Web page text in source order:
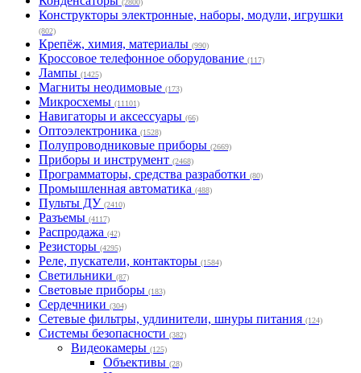
(2800)
Конструкторы электронные, наборы, модули, игрушки
(802)
Крепёж, химия, материалы (990)
Кроссовое телефонное оборудование (117)
Лампы (1425)
Магниты неодимовые (173)
Микросхемы (11101)
Навигаторы и аксессуары (66)
Оптоэлектроника (1528)
Полупроводниковые приборы (2669)
Приборы и инструмент (2468)
Программаторы, средства разработки (80)
Промышленная автоматика (488)
Пульты ДУ (2410)
Разъемы (4117)
Распродажа (42)
Резисторы (4295)
Реле, пускатели, контакторы (1584)
Светильники (87)
Световые приборы (183)
Сердечники (304)
Сетевые фильтры, удлинители, шнуры питания (124)
Системы безопасности (382)
Видеокамеры (125)
Объективы (28)